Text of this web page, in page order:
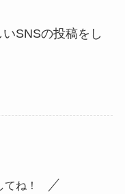
SNSの投稿をし
ね！